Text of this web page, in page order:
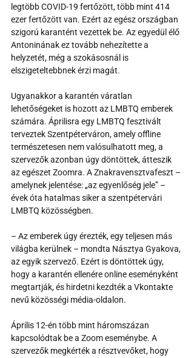
legtöbb COVID-19 fertőzött, több mint 414
ezer fertőzött van. Ezért az egész országban
szigorú karantént vezettek be. Az egyedül élő
Antoninának ez tovább nehezítette a
helyzetét, még a szokásosnál is
elszigeteltebbnek érzi magát.
Ugyanakkor a karantén váratlan
lehetőségeket is hozott az LMBTQ emberek
számára. Áprilisra egy LMBTQ fesztivált
terveztek Szentpéterváron, amely offline
természetesen nem valósulhatott meg, a
szervezők azonban úgy döntöttek, átteszik
az egészet Zoomra. A Znakravensztvafeszt –
amelynek jelentése: „az egyenlőség jele” –
évek óta hatalmas siker a szentpétervári
LMBTQ közösségben.
– Az emberek úgy érezték, egy teljesen más
világba kerülnek – mondta Násztya Gyakova,
az egyik szervező. Ezért is döntöttek úgy,
hogy a karantén ellenére online eseményként
megtartják, és hirdetni kezdték a Vkontakte
nevű közösségi média-oldalon.
Április 12-én több mint háromszázan
kapcsolódtak be a Zoom eseménybe. A
szervezők megkérték a résztvevőket, hogy